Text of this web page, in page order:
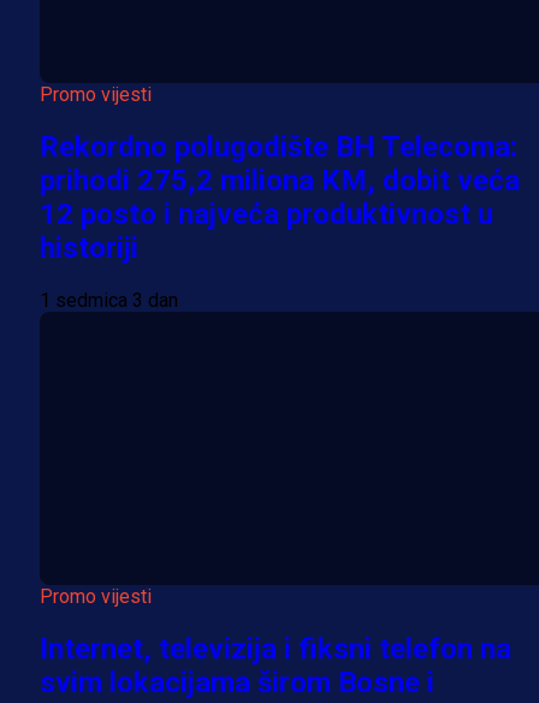
Promo vijesti
Rekordno polugodište BH Telecoma:
prihodi 275,2 miliona KM, dobit veća
12 posto i najveća produktivnost u
historiji
1 sedmica 3 dan
Promo vijesti
Internet, televizija i fiksni telefon na
svim lokacijama širom Bosne i